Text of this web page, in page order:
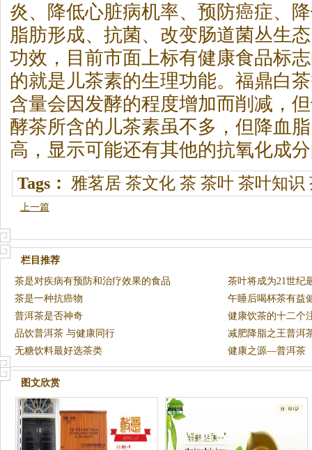
炎、降低心脏病机率、预防癌症、
脂肪形成、抗菌、改变肠道菌丛生
功效，目前市面上标有健康食品标
的就是儿茶素的生理功能。福鼎白茶
含量会因发酵的程度增加而削减，
酵茶所含的儿茶素虽不多，但降血
高，显示可能还有其他的抗氧化成
Tags： 雅茗居 茶文化 茶 茶叶 茶叶知识
上一篇
栏目推荐
茶是对疾病有预防和治疗效果的食品
茶叶将成为21世纪
茶是一种抗癌物
午睡后喝杯茶有益
普洱茶是否神奇
健康饮茶的十二个
品饮普洱茶 与健康同行
减肥降脂之王普洱
无糖饮料最好选茶类
健康之源—普洱茶
图文欣赏